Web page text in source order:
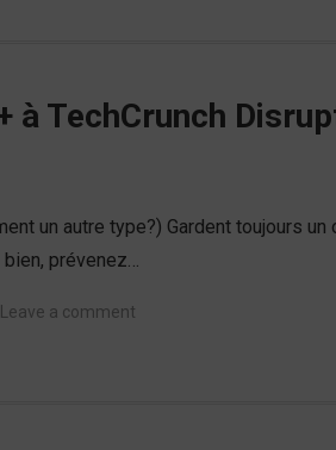
TechCrunch
un autre type?) Gardent toujours
prévenez…
Leave a comment